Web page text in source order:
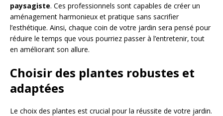
paysagiste. Ces professionnels sont capables de créer un
aménagement harmonieux et pratique sans sacrifier
l’esthétique. Ainsi, chaque coin de votre jardin sera pensé pour
réduire le temps que vous pourriez passer à l’entretenir, tout
en améliorant son allure.
Choisir des plantes robustes et
adaptées
Le choix des plantes est crucial pour la réussite de votre jardin.